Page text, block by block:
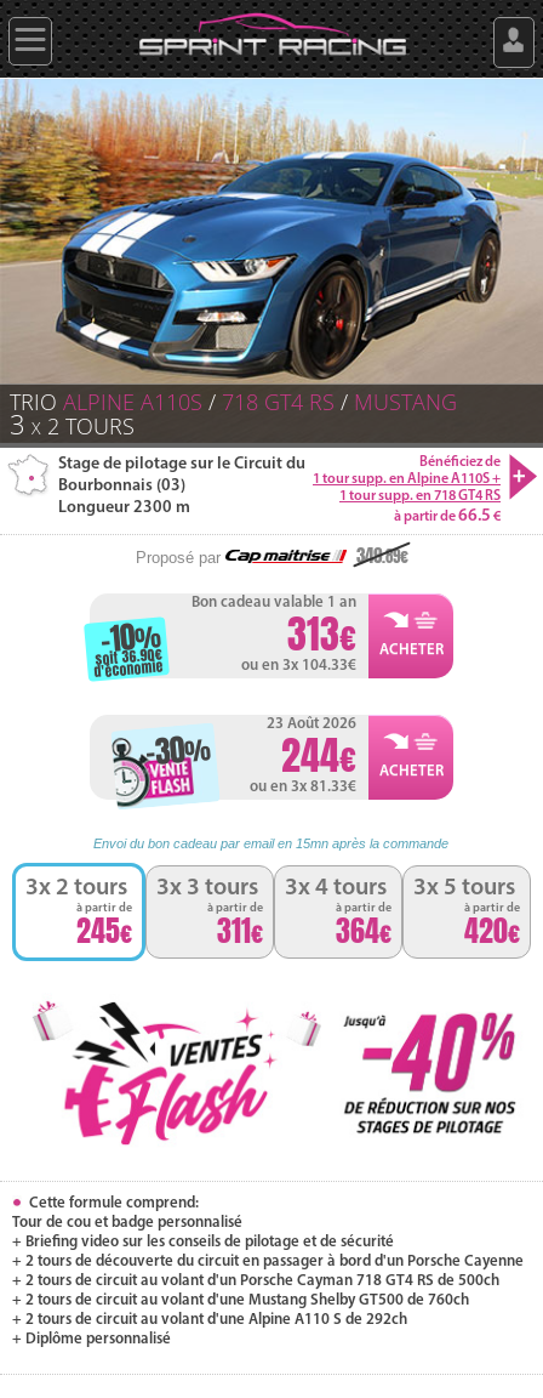
TRIO ALPINE A110S / 718 GT4 RS / MUSTANG
3 X 2 TOURS
Bénéficiez de
1 tour supp. en Alpine A110S +
1 tour supp. en 718 GT4 RS
à partir de66.5
Stage de pilotage sur le Circuit du
Bourbonnais (03)
Longueur 2300 m
Proposé par 349.89
Bon cadeau valable 1 an
313
ou en 3x 104.33
-10%
soit 36.90
d'économie
23 Août 2026
244
ou en 3x 81.33
-30%
Envoi du bon cadeau par email en 15mn après la commande
3x 2 tours
à partir de
245
3x 3 tours
à partir de
311
3x 4 tours
à partir de
364
3x 5 tours
à partir de
420
Cette formule comprend:
Tour de cou et badge personnalisé
+ Briefing video sur les conseils de pilotage et de sécurité
+ 2 tours de découverte du circuit en passager à bord d'un Porsche Cayenne
+ 2 tours de circuit au volant d'un Porsche Cayman 718 GT4 RS de 500ch
+ 2 tours de circuit au volant d'une Mustang Shelby GT500 de 760ch
+ 2 tours de circuit au volant d'une Alpine A110 S de 292ch
+ Diplôme personnalisé